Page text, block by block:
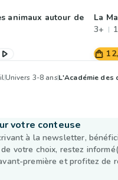
animaux autour de
La
3+
Univers 3-8 ansL'Académie des
votre conteuse
à la newsletter,
votre choix, restez
première et profitez de